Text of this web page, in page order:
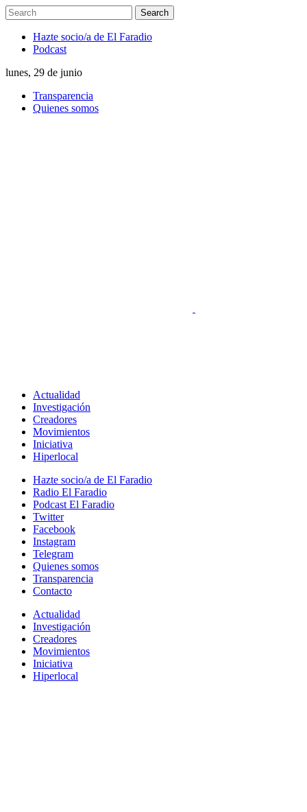
Hazte socio/a de El Faradio
Podcast
lunes, 29 de junio
Transparencia
Quienes somos
Actualidad
Investigación
Creadores
Movimientos
Iniciativa
Hiperlocal
Hazte socio/a de El Faradio
Radio El Faradio
Podcast El Faradio
Twitter
Facebook
Instagram
Telegram
Quienes somos
Transparencia
Contacto
Actualidad
Investigación
Creadores
Movimientos
Iniciativa
Hiperlocal